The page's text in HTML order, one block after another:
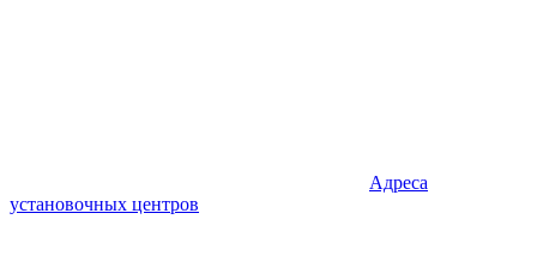
Адреса
установочных центров